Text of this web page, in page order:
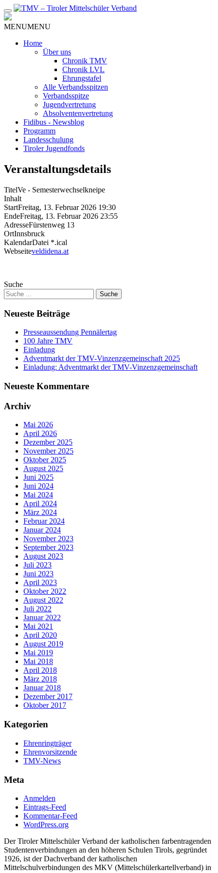
Zum
Inhalt
MENUMENU
Home
Über uns
Chronik TMV
Chronik LVL
Ehrungstafel
Alle Verbandsspitzen
Verbandsspitze
Jugendvertretung
Absolventenvertretung
Fidibus - Newsblog
Programm
Landesschulung
Tiroler Jugendfonds
Veranstaltungsdetails
TitelVe - Semesterwechselkneipe
Inhalt
StartFreitag, 13. Februar 2026 19:30
EndeFreitag, 13. Februar 2026 23:55
AdresseFürstenweg 13
OrtInnsbruck
KalendarDatei *.ical
Webseiteveldidena.at
Suche
Neueste Beiträge
Presseaussendung Pennälertag
100 Jahre TMV
Einladung
Adventmarkt der TMV-Vinzenzgemeinschaft 2025
Einladung: Adventmarkt der TMV-Vinzenzgemeinschaft
Neueste Kommentare
Archiv
Mai 2026
April 2026
Dezember 2025
November 2025
Oktober 2025
August 2025
Juni 2025
Juni 2024
Mai 2024
April 2024
März 2024
Februar 2024
Januar 2024
November 2023
September 2023
August 2023
Juli 2023
Juni 2023
April 2023
Oktober 2022
August 2022
Juli 2022
Januar 2022
Mai 2021
April 2020
August 2019
Mai 2019
Mai 2018
April 2018
März 2018
Januar 2018
Dezember 2017
Oktober 2017
Kategorien
Ehrenringträger
Ehrenvorsitzende
TMV-News
Meta
Anmelden
Eintrags-Feed
Kommentar-Feed
WordPress.org
Der Tiroler Mittelschüler Verband der katholischen farbentragenden
Studentenverbindungen an den höheren Schulen Tirols, gegründet
1926, ist der Dachverband der katholischen
Mittelschulverbindungen des MKV (Mittelschülerkartellverband) in